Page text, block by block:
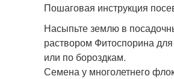
Пошаговая инструкция
Насыпьте землю в
раствором Фитоспорина
или по бороздкам.
Семена у многолетнего